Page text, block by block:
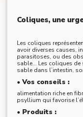
Coliques, une
Les coliques
avoir diverses causes,
parasitoses, ou des
sable... Les coliques de
sable dans l’intestin,
• Vos conseils :
alimentation riche en
psyllium qui favorise
• Produits :